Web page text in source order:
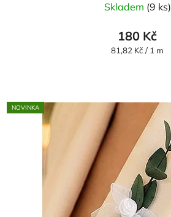
Skladem (9 ks)
180 Kč
Měrná
81,82 Kč / 1 m
NOVINKA